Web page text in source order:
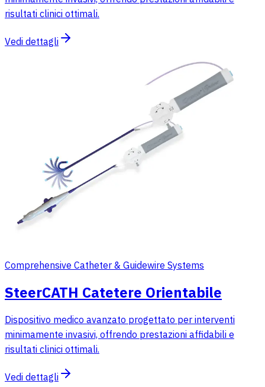
risultati clinici ottimali.
Vedi dettagli
Comprehensive Catheter & Guidewire Systems
SteerCATH Catetere Orientabile
Dispositivo medico avanzato progettato per interventi
minimamente invasivi, offrendo prestazioni affidabili e
risultati clinici ottimali.
Vedi dettagli